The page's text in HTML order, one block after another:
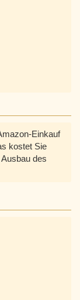
Einkauf
kostet Sie
des